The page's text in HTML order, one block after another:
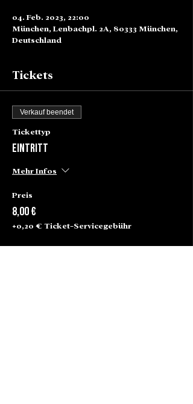
04. Feb. 2023, 22:00
München, Lenbachpl. 2A, 80333 München,
Deutschland
Tickets
Verkauf beendet
Tickettyp
Eintritt
Mehr Infos
Preis
8,00 €
+0,20 € Ticket-Servicegebühr